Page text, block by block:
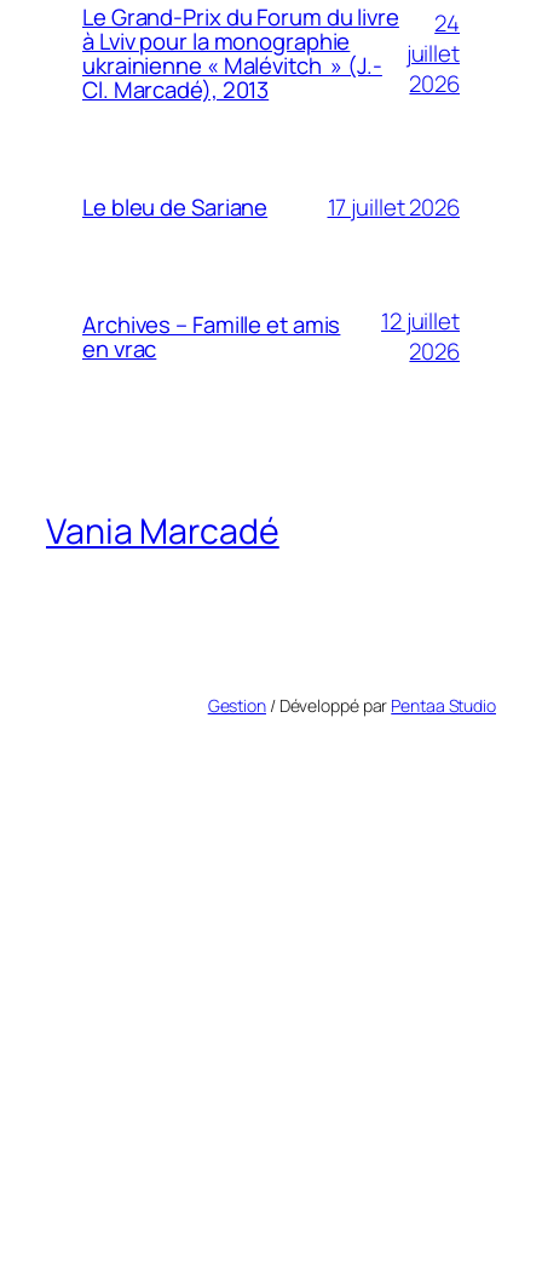
Le Grand-Prix du Forum du livre
à Lviv pour la monographie
ukrainienne « Malévitch » (J.-
Cl. Marcadé), 2013
24
juillet
2026
Le bleu de Sariane 17 juillet 2026
Archives – Famille et amis
en vrac
12 juillet
2026
Vania Marcadé
Gestion/ Développé par Pentaa Studio